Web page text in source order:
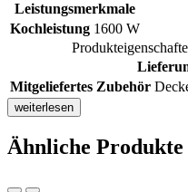
Leistungsmerkmale
Kochleistung 1600 W
Mitgeliefertes Zubehör
weiterlesen
Ähnliche Produkte